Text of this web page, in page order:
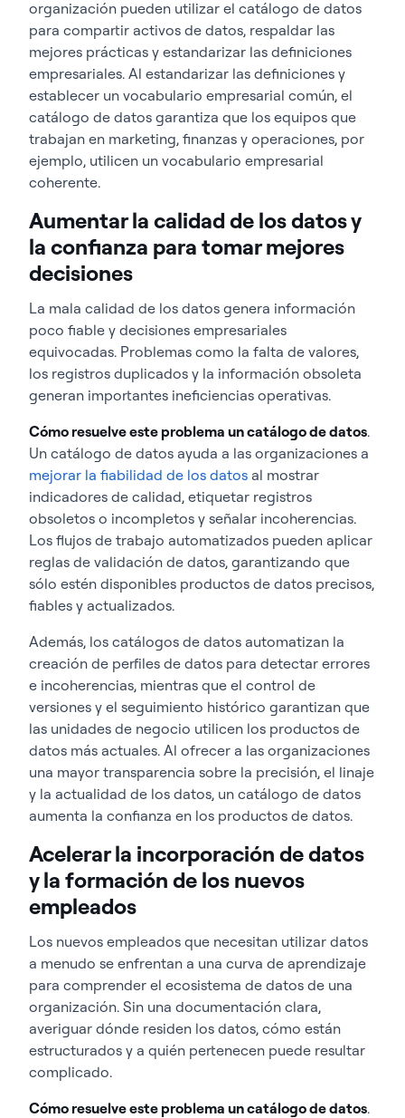
organización pueden utilizar el catálogo de datos
para compartir activos de datos, respaldar las
mejores prácticas y estandarizar las definiciones
empresariales. Al estandarizar las definiciones y
establecer un vocabulario empresarial común, el
catálogo de datos garantiza que los equipos que
trabajan en marketing, finanzas y operaciones, por
ejemplo, utilicen un vocabulario empresarial
coherente.
Aumentar la calidad de los datos y
la confianza para tomar mejores
decisiones
La mala calidad de los datos genera información
poco fiable y decisiones empresariales
equivocadas. Problemas como la falta de valores,
los registros duplicados y la información obsoleta
generan importantes ineficiencias operativas.
Cómo resuelve este problema un catálogo de datos.
Un catálogo de datos ayuda a las organizaciones a
mejorar la fiabilidad de los datos al mostrar
indicadores de calidad, etiquetar registros
obsoletos o incompletos y señalar incoherencias.
Los flujos de trabajo automatizados pueden aplicar
reglas de validación de datos, garantizando que
sólo estén disponibles productos de datos precisos,
fiables y actualizados.
Además, los catálogos de datos automatizan la
creación de perfiles de datos para detectar errores
e incoherencias, mientras que el control de
versiones y el seguimiento histórico garantizan que
las unidades de negocio utilicen los productos de
datos más actuales. Al ofrecer a las organizaciones
una mayor transparencia sobre la precisión, el linaje
y la actualidad de los datos, un catálogo de datos
aumenta la confianza en los productos de datos.
Acelerar la incorporación de datos
y la formación de los nuevos
empleados
Los nuevos empleados que necesitan utilizar datos
a menudo se enfrentan a una curva de aprendizaje
para comprender el ecosistema de datos de una
organización. Sin una documentación clara,
averiguar dónde residen los datos, cómo están
estructurados y a quién pertenecen puede resultar
complicado.
Cómo resuelve este problema un catálogo de datos.